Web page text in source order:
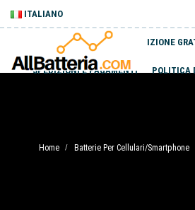
ITALIANO
SPEDIZIONE
SPEDIZIONI E PAGAMENTI POLITICA
Home / Batterie Per Cellulari/Smartphone